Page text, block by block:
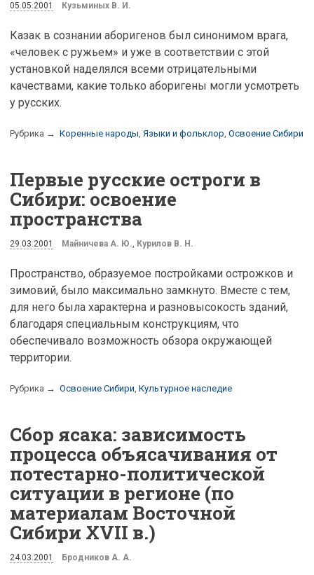
05.05.2001 Кузьминых В. И.
Казак в сознании аборигенов был синонимом врага,
«человек с ружьем» и уже в соответствии с этой
установкой наделялся всеми отрицательными
качествами, какие только аборигены могли усмотреть
у русских.
Рубрика → Коренные народы Языки и фольклор Освоение Сибири
Первые русские остроги в
Сибири: освоение
пространства
29.03.2001 Майничева А. Ю., Курилов В. Н.
Пространство, образуемое постройками острожков и
зимовий, было максимально замкнуто. Вместе с тем,
для него была характерна и разновысокость зданий,
благодаря специальным конструкциям, что
обеспечивало возможность обзора окружающей
территории.
Рубрика → Освоение Сибири Культурное наследие
Сбор ясака: зависимость
процесса объясачивания от
потестарно-политической
ситуации в регионе (по
материалам Восточной
Сибири XVII в.)
24.03.2001 Бродников А. А.